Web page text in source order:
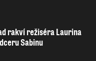
rakví režiséra Laurina
Sabinu